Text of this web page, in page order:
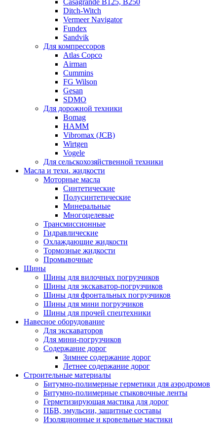
Ditch-Witch
Vermeer Navigator
Fundex
Sandvik
Для компрессоров
Atlas Copco
Airman
Cummins
FG Wilson
Gesan
SDMO
Для дорожной техники
Bomag
HAMM
Vibromax (JCB)
Wirtgen
Vogele
Для сельскохозяйственной техники
Масла и техн. жидкости
Моторные масла
Синтетические
Полусинтетические
Минеральные
Многоцелевые
Трансмиссионные
Гидравлические
Охлаждающие жидкости
Тормозные жидкости
Промывочные
Шины
Шины для вилочных погрузчиков
Шины для экскаватор-погрузчиков
Шины для фронтальных погрузчиков
Шины для мини погрузчиков
Шины для прочей спецтехники
Навесное оборудование
Для экскаваторов
Для мини-погрузчиков
Содержание дорог
Зимнее содержание дорог
Летнее содержание дорог
Строительные материалы
Битумно-полимерные герметики для аэродромов
Битумно-полимерные стыковочные ленты
Герметизирующая мастика для дорог
ПБВ, эмульсии, защитные составы
Изоляционные и кровельные мастики